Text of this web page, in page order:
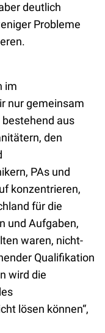
deutlich
Probleme
im
nur gemeinsam
bestehend aus
den
PAs und
konzentrieren,
für die
und Aufgaben,
waren, nicht-
Qualifikation
wird die
lösen können“,